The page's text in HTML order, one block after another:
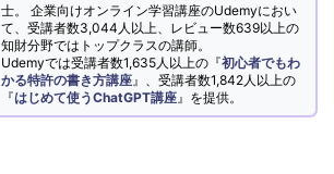
士。 企業向けオンライン学習講座のUdemyにおい
て、受講者数3,044人以上、レビュー数639以上の
知財分野ではトップクラスの講師。
Udemyでは受講者数1,635人以上の『初心者でもわ
かる特許の書き方講座 』、受講者数1,842人以上の
『はじめて使うChatGPT講座 』を提供。